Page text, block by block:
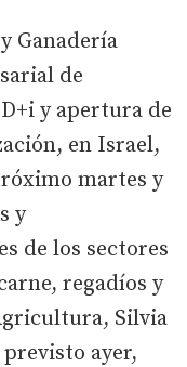
Ganadería
de
y apertura de
en Israel,
martes y
y
de los sectores
regadíos y
Silvia
ayer,